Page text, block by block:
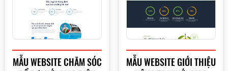
MẪU WEBSITE CHĂM SÓC
MẪU WEBSITE GIỚI THIỆU